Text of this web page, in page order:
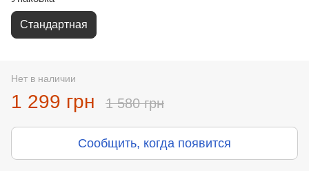
Стандартная
Нет в наличии
1 299 грн 1 580 грн
Сообщить, когда появится